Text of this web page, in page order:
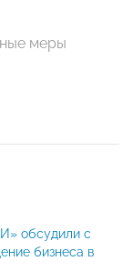
меры
обсудили с
бизнеса в